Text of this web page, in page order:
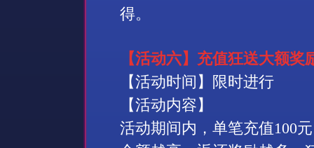
得。
【活动六】充值狂送大额奖
【活动时间】限时进行
【活动内容】
活动期间内，单笔充值100